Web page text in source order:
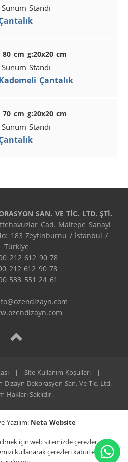
Standı
80 cm g:20x20 cm
Standı
Çantalık
70 cm g:20x20 cm
Standı
SAN. VE TİC. LTD. ŞTİ.
Cad. Maltepe Sanayi
183 Zeytinburnu / İstanbul /
Türkiye
212 612 90 78
212 612 90 78
533 551 24 61
| Site Kullanım Koşulları
|
Dekorasyon San. Ve Tic. Ltd.
Hakları Saklıdır.
Yazılım: Neta Website
için web sitemizde çerezler
kullanarak çerezleri kabul etmiş